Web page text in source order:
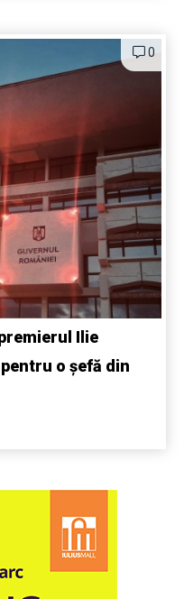
0
Ilie
o șefă din